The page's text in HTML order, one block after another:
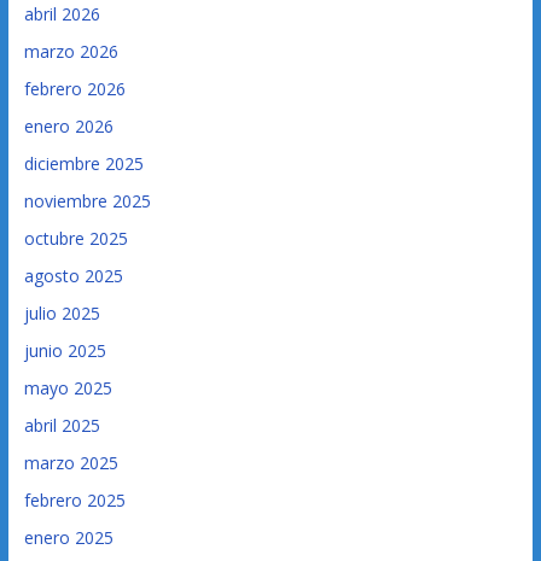
abril 2026
marzo 2026
febrero 2026
enero 2026
diciembre 2025
noviembre 2025
octubre 2025
agosto 2025
julio 2025
junio 2025
mayo 2025
abril 2025
marzo 2025
febrero 2025
enero 2025